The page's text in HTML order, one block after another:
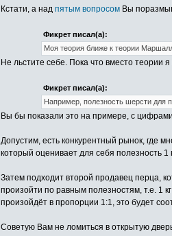
Кстати, а над пятым вопросом Вы
Фикрет писал(а):
Моя теория ближе к теории
Не льстите себе. Пока что вместо теории
Фикрет писал(а):
Например, полезность шерсти для
Вы бы показали это на примере, с
Допустим, есть конкурентный рынок, где
который оценивает для себя полезность
Затем подходит второй продавец перца,
произойти по равным полезностям, т.е. 1
произойдёт в пропорции 1:1, это будет
Советую Вам не ломиться в открытую